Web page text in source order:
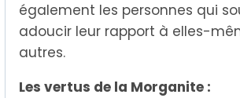
également les personnes qui
adoucir leur rapport à elles-
autres.
Les vertus de la Morganite :